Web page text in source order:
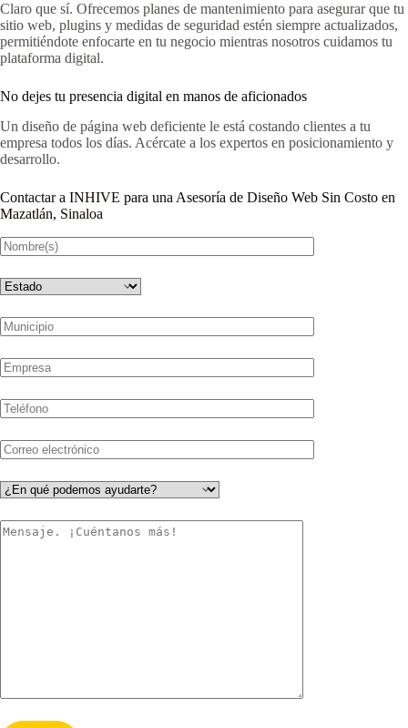
Claro que sí. Ofrecemos planes de mantenimiento para asegurar que tu
sitio web, plugins y medidas de seguridad estén siempre actualizados,
permitiéndote enfocarte en tu negocio mientras nosotros cuidamos tu
plataforma digital.
No dejes tu presencia digital en manos de aficionados
Un diseño de página web deficiente le está costando clientes a tu
empresa todos los días. Acércate a los expertos en posicionamiento y
desarrollo.
Contactar a INHIVE para una Asesoría de Diseño Web Sin Costo en
Mazatlán, Sinaloa